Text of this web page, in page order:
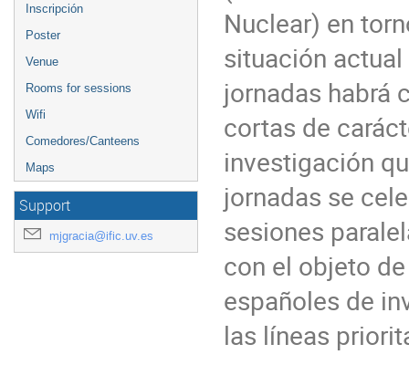
Inscripción
Poster
Venue
Rooms for sessions
Wifi
Comedores/Canteens
Maps
Support
mjgracia@ific.uv.es
Nuclear) en
situación
jornadas habrá
cortas de
investigación
jornadas se
sesiones
con el objeto
españoles de
las líneas